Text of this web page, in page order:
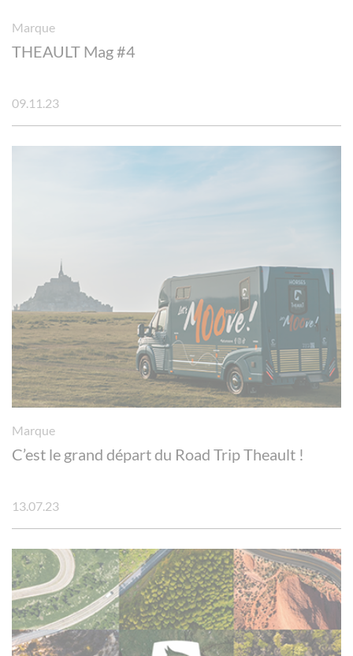
Marque
THEAULT Mag #4
09.11.23
Marque
C’est le grand départ du Road Trip Theault !
13.07.23